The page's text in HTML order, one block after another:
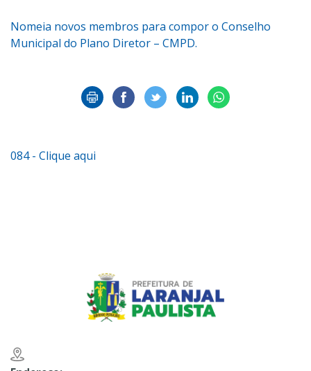
Nomeia novos membros para compor o Conselho
Municipal do Plano Diretor – CMPD.
084 - Clique aqui